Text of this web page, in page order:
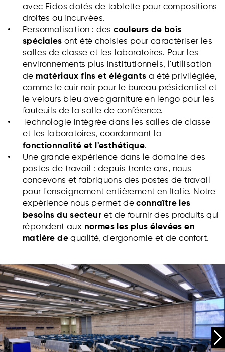
avec Eidos dotés de tablette pour compositions
droites ou incurvées.
Personnalisation : descouleurs de bois
spéciales ont été choisies pour caractériser les
salles de classe et les laboratoires. Pour les
environnements plus institutionnels, l'utilisation
de matériaux fins et élégants a été privilégiée,
comme le cuir noir pour le bureau présidentiel et
le velours bleu avec garniture en lengo pour les
fauteuils de la salle de conférence.
Technologie intégrée dans les salles de classe
et les laboratoires, coordonnant la
fonctionnalité et l'esthétique.
Une grande expérience dans le domaine des
postes de travail : depuis trente ans, nous
concevons et fabriquons des postes de travail
pour l'enseignement entièrement en Italie. Notre
expérience nous permet deconnaître les
besoins du secteur et de fournir des produits qui
répondent aux normes les plus élevées en
matière de qualité, d'ergonomie et de confort.